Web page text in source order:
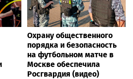
Охрану общественного
порядка и безопасность
на футбольном матче в
Москве обеспечила
Росгвардия (видео)